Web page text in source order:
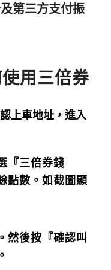
第三方支付振
用三倍券
上車地址，進入
『三倍券錢
點數。如截圖顯
然後按『確認叫